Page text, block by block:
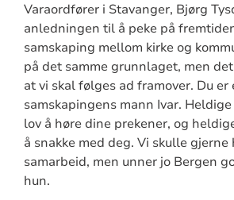
Varaordfører i Stavanger, Bjørg
anledningen til å peke på
samskaping mellom kirke og
på det samme grunnlaget, men
at vi skal følges ad framover. Du er
samskapingens mann Ivar.
lov å høre dine prekener, og
å snakke med deg. Vi skulle gjerne
samarbeid, men unner jo Bergen
hun.